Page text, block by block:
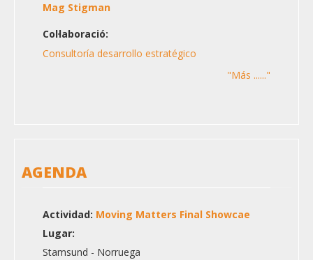
Mag Stigman
Col·laboració:
Consultoría desarrollo estratégico
"Más ......"
AGENDA
Actividad: Moving Matters Final Showcae
Lugar:
Stamsund - Norruega